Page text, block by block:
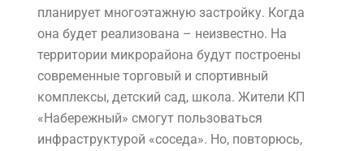
планирует многоэтажную застройку. Когда
она будет реализована – неизвестно. На
территории микрорайона будут построены
современные торговый и спортивный
комплексы, детский сад, школа. Жители КП
«Набережный» смогут пользоваться
инфраструктурой «соседа». Но, повторюсь,